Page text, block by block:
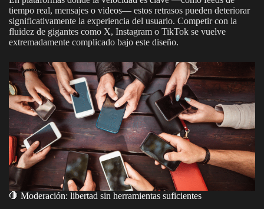
tiempo real, mensajes o videos— estos retrasos pueden deteriorar
significativamente la experiencia del usuario. Competir con la
fluidez de gigantes como X, Instagram o TikTok se vuelve
extremadamente complicado bajo este diseño.
🛑 Moderación: libertad sin herramientas suficientes